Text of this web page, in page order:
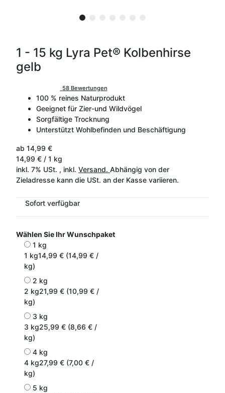
1 - 15 kg Lyra Pet® Kolbenhirse
gelb
58 Bewertungen
100 % reines Naturprodukt
Geeignet für Zier-und Wildvögel
Sorgfältige Trocknung
Unterstützt Wohlbefinden und Beschäftigung
ab 14,99 €
14,99 € / 1 kg
inkl. 7% USt. , inkl. Versand. Abhängig von der
Zieladresse kann die USt. an der Kasse variieren.
Sofort verfügbar
Wählen Sie Ihr Wunschpaket
1 kg
1 kg14,99 € (14,99 € /
kg)
2 kg
2 kg21,99 € (10,99 € /
kg)
3 kg
3 kg25,99 € (8,66 € /
kg)
4 kg
4 kg27,99 € (7,00 € /
kg)
5 kg